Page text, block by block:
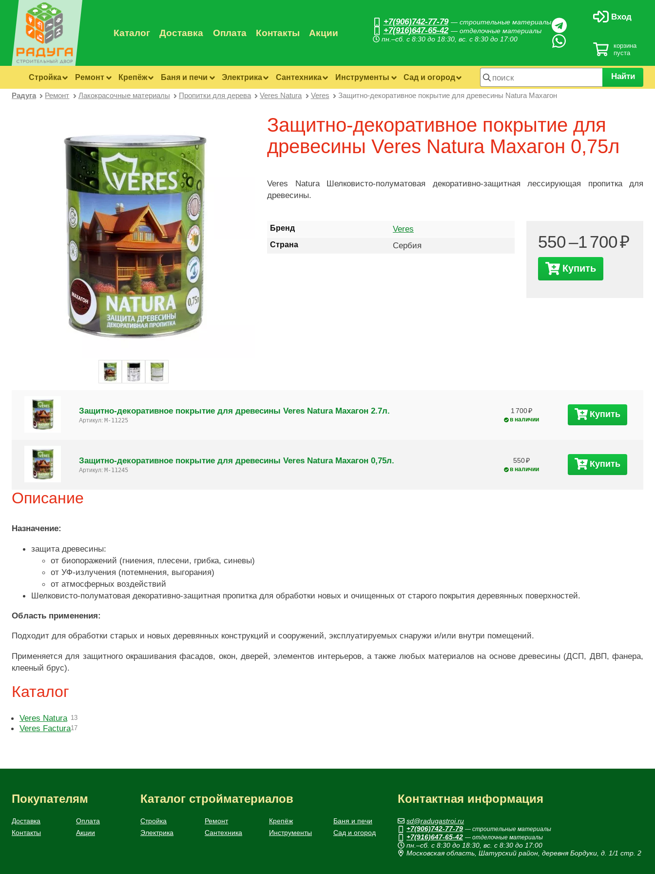
+7(906)742-77-79 — строительные материалы
+7(916)647-65-42 — отделочные материалы
пн.–сб. с 8:30 до 18:30, вс. с 8:30 до 17:00
Каталог Доставка Оплата Контакты Акции
Вход
корзина
пуста
Стройка Ремонт Крепёж Баня и печи Электрика Сантехника Инструменты Сад и огород Найти
Радуга Ремонт Лакокрасочные материалы Пропитки для дерева Veres Natura Veres Защитно-декоративное покрытие для древесины Natura Махагон
Защитно-декоративное покрытие для
древесины Veres Natura Махагон 0,75л
550 –1 700
Купить
Бренд Veres
Страна Сербия
Veres Natura Шелковисто-полуматовая декоративно-защитная лессирующая пропитка для
древесины.
Защитно-декоративное покрытие для древесины Veres Natura Махагон 2.7л.
Артикул: M-11225
1 700
в наличии
Купить
Защитно-декоративное покрытие для древесины Veres Natura Махагон 0,75л.
Артикул: M-11245
550
в наличии
Купить
Описание
Назначение:
защита древесины:
от биопоражений (гниения, плесени, грибка, синевы)
от УФ-излучения (потемнения, выгорания)
от атмосферных воздействий
Шелковисто-полуматовая декоративно-защитная пропитка для обработки новых и очищенных от старого покрытия деревянных поверхностей.
Область применения:
Подходит для обработки старых и новых деревянных конструкций и сооружений, эксплуатируемых снаружи и/или внутри помещений.
Применяется для защитного окрашивания фасадов, окон, дверей, элементов интерьеров, а также любых материалов на основе древесины (ДСП, ДВП, фанера,
клееный брус).
Каталог
Veres Natura 13
Veres Factura17
Покупателям
Доставка
Оплата
Контакты
Акции
Каталог стройматериалов
Стройка Ремонт Крепёж
Баня и печи
Электрика
Сантехника Инструменты Сад и огород
Контактная информация
sd@radugastroi.ru
+7(906)742-77-79 — строительные материалы
+7(916)647-65-42 — отделочные материалы
пн.–сб. с 8:30 до 18:30, вс. с 8:30 до 17:00
Московская область, Шатурский район, деревня Бордуки, д. 1/1 стр. 2